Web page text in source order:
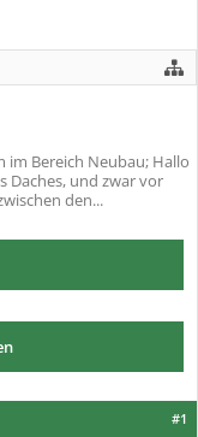
im Bereich Neubau; Hallo
Daches, und zwar vor
den...
#1